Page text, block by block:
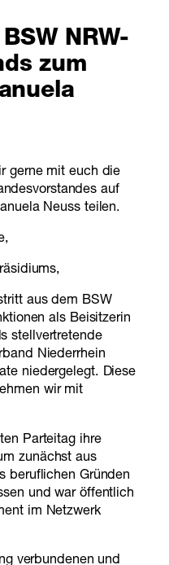
NRW-
zum
gerne mit euch die
auf
Neuss teilen.
aus dem BSW
als Beisitzerin
stellvertretende
Niederrhein
niedergelegt. Diese
wir mit
Parteitag ihre
zunächst aus
beruflichen Gründen
und war öffentlich
im Netzwerk
verbundenen und